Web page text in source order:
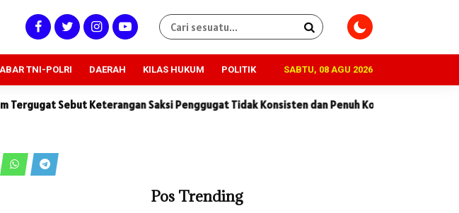
TNI-POLRI DAERAH KILAS HUKUM POLITIK SABTU, 08 AGU 2026
Sebut Keterangan Saksi Penggugat Tidak Konsisten dan Penuh Kontradiksi
Pos Trending